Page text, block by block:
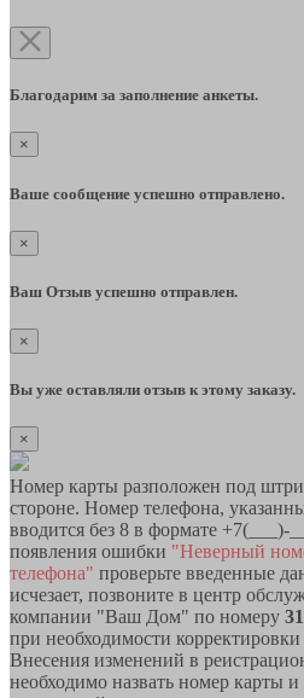
Благодарим за заполнение анкеты.
×
Ваше сообщение успешно отправлено.
×
Ваш Отзыв успешно отправлен.
×
Вы уже оставляли отзыв к этому заказу.
×
Номер карты разположен под
стороне. Номер телефона,
вводится без 8 в формате +7(___)-
появления ошибки "Неверный
телефона" проверьте введенные
исчезает, позвоните в центр
компании "Ваш Дом" по номеру
при необходимости
Внесения изменений в
необходимо назвать номер карты